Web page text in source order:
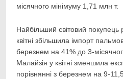
місячного мінімуму 1,71 млн т.
Найбільший світовий покупець
квітні збільшила імпорт
березнем на 41% до 3-
Малайзія у квітні зменшила
порівнянні з березнем на 9-